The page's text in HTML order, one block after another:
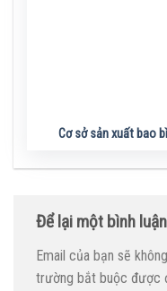
Cơ sở sản xuất bao
Để lại một bình luận
Email của bạn sẽ
trường bắt buộc được